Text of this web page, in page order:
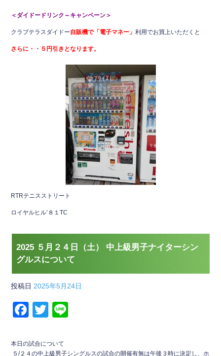
＜ダイドードリンク～キャンペーン＞
クラブテラスダイドー自販機で「電子マネー」利用でお買上いただくと
さらに・・５円引きとなります。
RTRテニスストリート
ロイヤルヒル’８１TC
2025 ５月２４日（土） 中上級男子ナイターシン
グルスについて
投稿日 2025年5月24日
F
c
T
tt
本日の試合について
５/２４の中上級男子シングルスの試合の開催有無は午後３時に決定し、ホ